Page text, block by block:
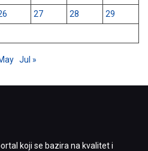
27 28
29
Jul »
koji se bazira na kvalitet i